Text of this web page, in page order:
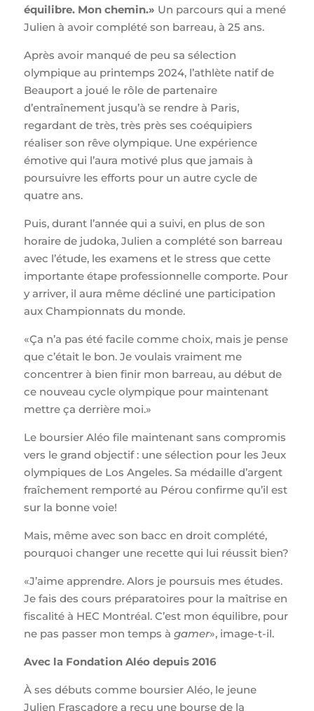
équilibre. Mon chemin.» Un parcours qui a mené
Julien à avoir complété son barreau, à 25 ans.
Après avoir manqué de peu sa sélection
olympique au printemps 2024, l’athlète natif de
Beauport a joué le rôle de partenaire
d’entraînement jusqu’à se rendre à Paris,
regardant de très, très près ses coéquipiers
réaliser son rêve olympique. Une expérience
émotive qui l’aura motivé plus que jamais à
poursuivre les efforts pour un autre cycle de
quatre ans.
Puis, durant l’année qui a suivi, en plus de son
horaire de judoka, Julien a complété son barreau
avec l’étude, les examens et le stress que cette
importante étape professionnelle comporte. Pour
y arriver, il aura même décliné une participation
aux Championnats du monde.
«Ça n’a pas été facile comme choix, mais je pense
que c’était le bon. Je voulais vraiment me
concentrer à bien finir mon barreau, au début de
ce nouveau cycle olympique pour maintenant
mettre ça derrière moi.»
Le boursier Aléo file maintenant sans compromis
vers le grand objectif : une sélection pour les Jeux
olympiques de Los Angeles. Sa médaille d’argent
fraîchement remporté au Pérou confirme qu’il est
sur la bonne voie!
Mais, même avec son bacc en droit complété,
pourquoi changer une recette qui lui réussit bien?
«J’aime apprendre. Alors je poursuis mes études.
Je fais des cours préparatoires pour la maîtrise en
fiscalité à HEC Montréal. C’est mon équilibre, pour
ne pas passer mon temps à gamer», image-t-il.
Avec la Fondation Aléo depuis 2016
À ses débuts comme boursier Aléo, le jeune
Julien Frascadore a reçu une bourse de la